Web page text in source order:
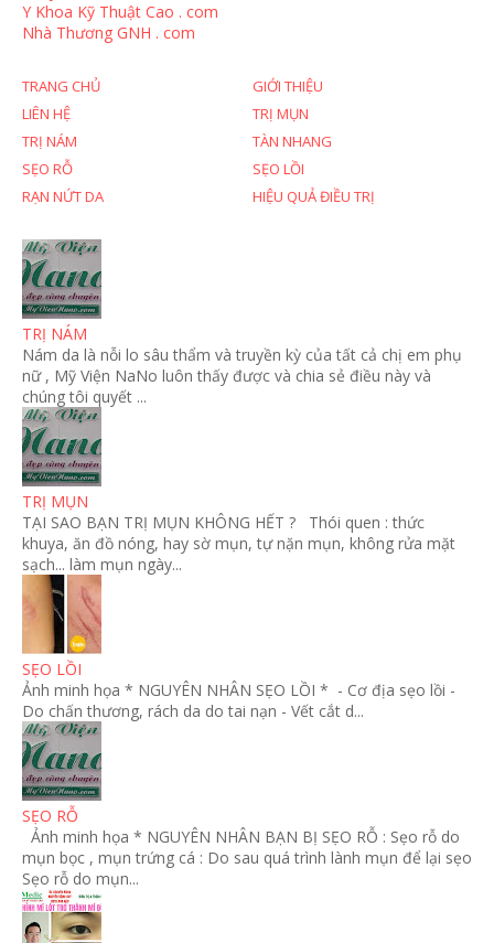
Y Khoa Kỹ Thuật Cao . com
Nhà Thương GNH . com
TRANG CHỦ
GIỚI THIỆU
LIÊN HỆ
TRỊ MỤN
TRỊ NÁM
TÀN NHANG
SẸO RỖ
SẸO LỒI
RẠN NỨT DA
HIỆU QUẢ ĐIỀU TRỊ
TRỊ NÁM
Nám da là nỗi lo sâu thẩm và truyền kỳ của tất cả chị em phụ
nữ , Mỹ Viện NaNo luôn thấy được và chia sẻ điều này và
chúng tôi quyết ...
TRỊ MỤN
TẠI SAO BẠN TRỊ MỤN KHÔNG HẾT ? Thói quen : thức
khuya, ăn đồ nóng, hay sờ mụn, tự nặn mụn, không rửa mặt
sạch... làm mụn ngày...
SẸO LỒI
Ảnh minh họa * NGUYÊN NHÂN SẸO LỒI * - Cơ địa sẹo lồi -
Do chấn thương, rách da do tai nạn - Vết cắt d...
SẸO RỖ
Ảnh minh họa * NGUYÊN NHÂN BẠN BỊ SẸO RỖ : Sẹo rỗ do
mụn bọc , mụn trứng cá : Do sau quá trình lành mụn để lại sẹo
Sẹo rỗ do mụn...